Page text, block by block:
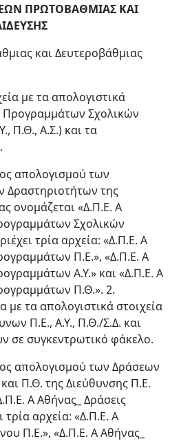
ΠΡΩΤΟΒΑΘΜΙΑΣ ΚΑΙ
και Δευτεροβάθμιας
με τα απολογιστικά
Προγραμμάτων Σχολικών
Π.Θ., Α.Σ.) και τα
απολογισμού των
της
ονομάζεται «Δ.Π.Ε. Α
Σχολικών
τρία αρχεία: «Δ.Π.Ε. Α
Π.Ε.», «Δ.Π.Ε. Α
Α.Υ.» και «Δ.Π.Ε. Α
Π.Θ.». 2.
με τα απολογιστικά στοιχεία
Π.Ε., Α.Υ., Π.Θ./Σ.Δ. και
σε συγκεντρωτικό φάκελο.
απολογισμού των Δράσεων
Π.Θ. της Διεύθυνσης Π.Ε.
Α Αθήνας_ Δράσεις
τρία αρχεία: «Δ.Π.Ε. Α
Π.Ε.», «Δ.Π.Ε. Α Αθήνας_